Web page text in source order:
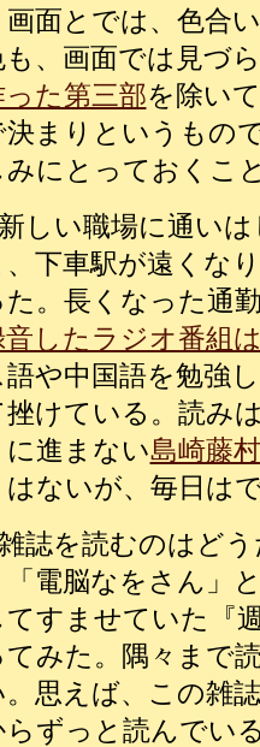
画面とでは、色合
も、画面では見づ
った第三部を除い
決まりというもの
みにとっておくこ
新しい職場に通い
、下車駅が遠くな
た。長くなった通
音したラジオ番組
語や中国語を勉強
挫けている。読み
に進まない島崎藤村
はないが、毎日は
誌を読むのはど
「電脳なをさん」
てすませていた『
てみた。隅々まで
。思えば、この雑
らずっと読んでい